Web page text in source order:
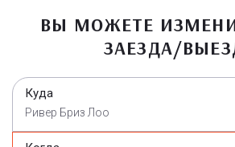
ВЫ МОЖЕТЕ
ЗАЕЗДА/
Куда
Ривер Бриз Лоо